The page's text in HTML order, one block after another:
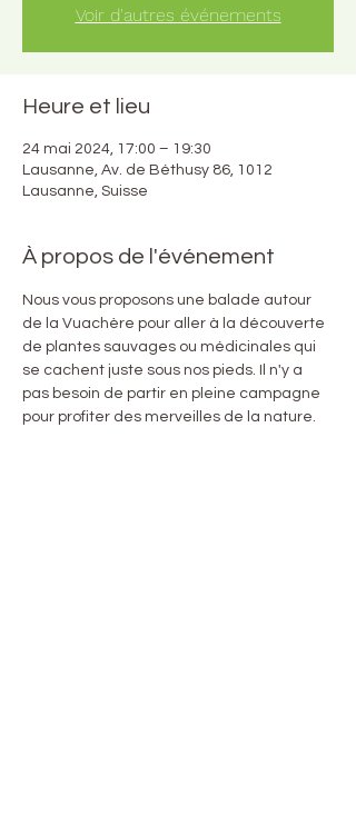
Voir d'autres événements
Heure et lieu
24 mai 2024, 17:00 – 19:30
Lausanne, Av. de Béthusy 86, 1012
Lausanne, Suisse
À propos de l'événement
Nous vous proposons une balade autour
de la Vuachère pour aller à la découverte
de plantes sauvages ou médicinales qui
se cachent juste sous nos pieds. Il n'y a
pas besoin de partir en pleine campagne
pour profiter des merveilles de la nature.